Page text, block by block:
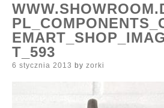
T_593
Posted
6 stycznia 2013 by zorki